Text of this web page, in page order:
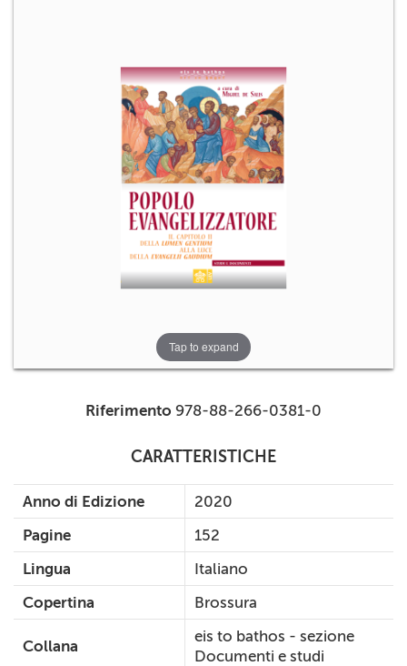
COLLANE
RIVISTE
CEI
AUTORI VARI
Tap to expand
Riferimento 978-88-266-0381-0
CARATTERISTICHE
Anno di Edizione
2020
Pagine
152
Lingua
Italiano
Copertina
Brossura
Collana
eis to bathos - sezione
Documenti e studi